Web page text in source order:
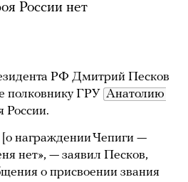
России нет
РФ Дмитрий Песков
полковнику ГРУ Анатолию
России.
награждении Чепиги —
нет», — заявил Песков,
о присвоении звания